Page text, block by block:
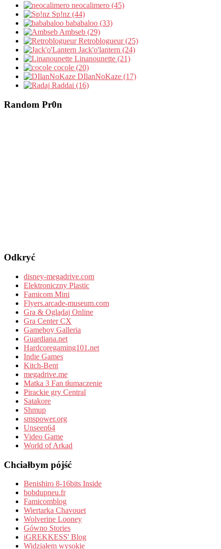
neocalimero (45)
Sp!nz (44)
bababaloo (33)
Ambseb (29)
Retroblogueur (25)
Jack'o'lantern (24)
Linanounette (21)
cocole (20)
DIlanNoKaze (17)
Raddai (16)
Random Pr0n
Odkryć
disney-megadrive.com
Elektroniczny Plastic
Famicom Mini
Flyers.arcade-museum.com
Gra & Oglądaj Online
Gra Center CX
Gameboy Galleria
Guardiana.net
Hardcoregaming101.net
Indie Games
Kitch-Bent
megadrive.me
Matka 3 Fan tłumaczenie
Pirackie gry Central
Satakore
Shmup
smspower.org
Unseen64
Video Game
World of Arkad
Chciałbym pójść
Benishiro 8-16bits Inside
bobdupneu.fr
Famicomblog
Wiertarka Chavouet
Wolverine Looney
Gówno Stories
iGREKKESS' Blog
Widziałem wysokie